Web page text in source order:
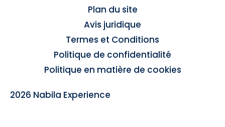
Plan du site
Avis juridique
Termes et Conditions
Politique de confidentialité
Politique en matière de cookies
2026 Nabila Experience